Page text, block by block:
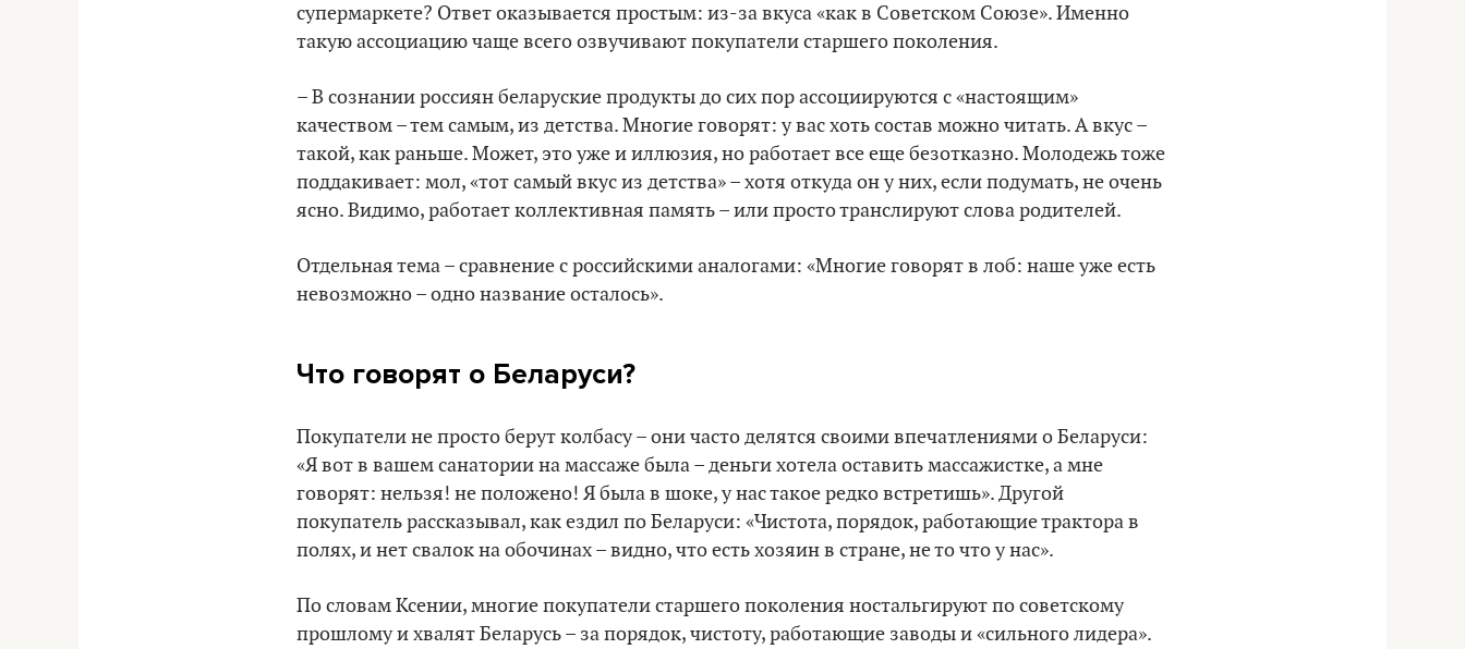
супермаркете? Ответ оказывается простым: из-за вкуса «как в Советском Союзе». Именно
такую ассоциацию чаще всего озвучивают покупатели старшего поколения.
– В сознании россиян беларуские продукты до сих пор ассоциируются с «настоящим»
качеством – тем самым, из детства. Многие говорят: у вас хоть состав можно читать. А вкус –
такой, как раньше. Может, это уже и иллюзия, но работает все еще безотказно. Молодежь тоже
поддакивает: мол, «тот самый вкус из детства» – хотя откуда он у них, если подумать, не очень
ясно. Видимо, работает коллективная память – или просто транслируют слова родителей.
Отдельная тема – сравнение с российскими аналогами: «Многие говорят в лоб: наше уже есть
невозможно – одно название осталось».
Что говорят о Беларуси?
Покупатели не просто берут колбасу – они часто делятся своими впечатлениями о Беларуси:
«Я вот в вашем санатории на массаже была – деньги хотела оставить массажистке, а мне
говорят: нельзя! не положено! Я была в шоке, у нас такое редко встретишь». Другой
покупатель рассказывал, как ездил по Беларуси: «Чистота, порядок, работающие трактора в
полях, и нет свалок на обочинах – видно, что есть хозяин в стране, не то что у нас».
По словам Ксении, многие покупатели старшего поколения ностальгируют по советскому
прошлому и хвалят Беларусь – за порядок, чистоту, работающие заводы и «сильного лидера».